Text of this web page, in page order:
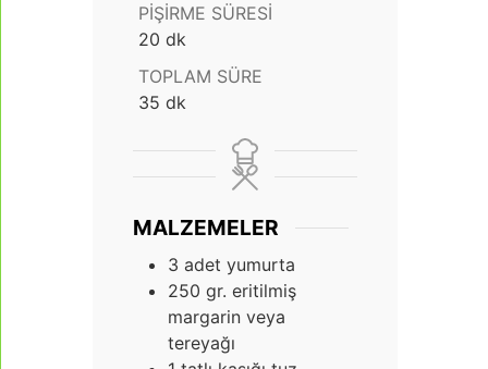
PIŞIRME SÜRESI
20 dakika
dk
TOPLAM SÜRE
35 dakika
dk
MALZEMELER
3 adet yumurta
250 gr. eritilmiş
margarin veya
tereyağı